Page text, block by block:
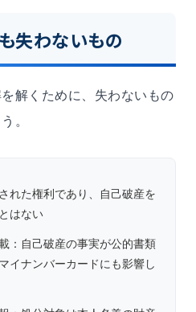
失わないもの
解くために、失わないもの
。
れた権利であり、自己破産を
はない
：自己破産の事実が公的書類
イナンバーカードにも影響し